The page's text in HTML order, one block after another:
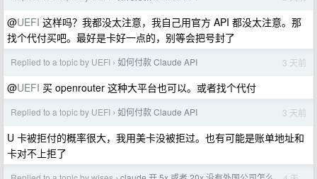
@UEFI 这样吗？我都没太注意，我自己用官方 API 都没太注意。那
找个代付买吧。最好是卡好一点的，别等会把号封了
Replied to a topic by UEFI › 如何付款 Claude API 3 天前
@UEFI 买 openrouter 这种大平台也可以。或者找个代付
Replied to a topic by UEFI › 如何付款 Claude API 3 天前
U 卡被拒付的概率很大，我用美卡没被拒过。也有可能是账单地址和
卡对不上拒了